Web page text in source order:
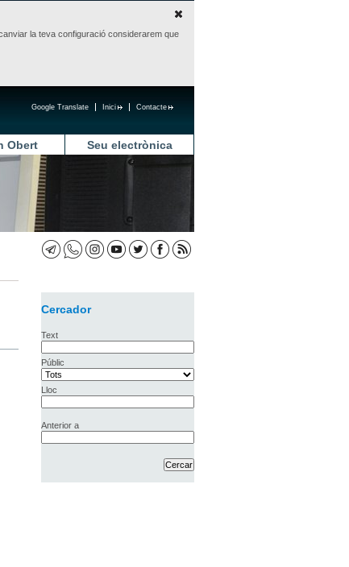
la teva configuració considerarem que
Contacte
Inici
Google Translate
Obert Seu electrònica
Cercador
Text
Públic
Lloc
Anterior a